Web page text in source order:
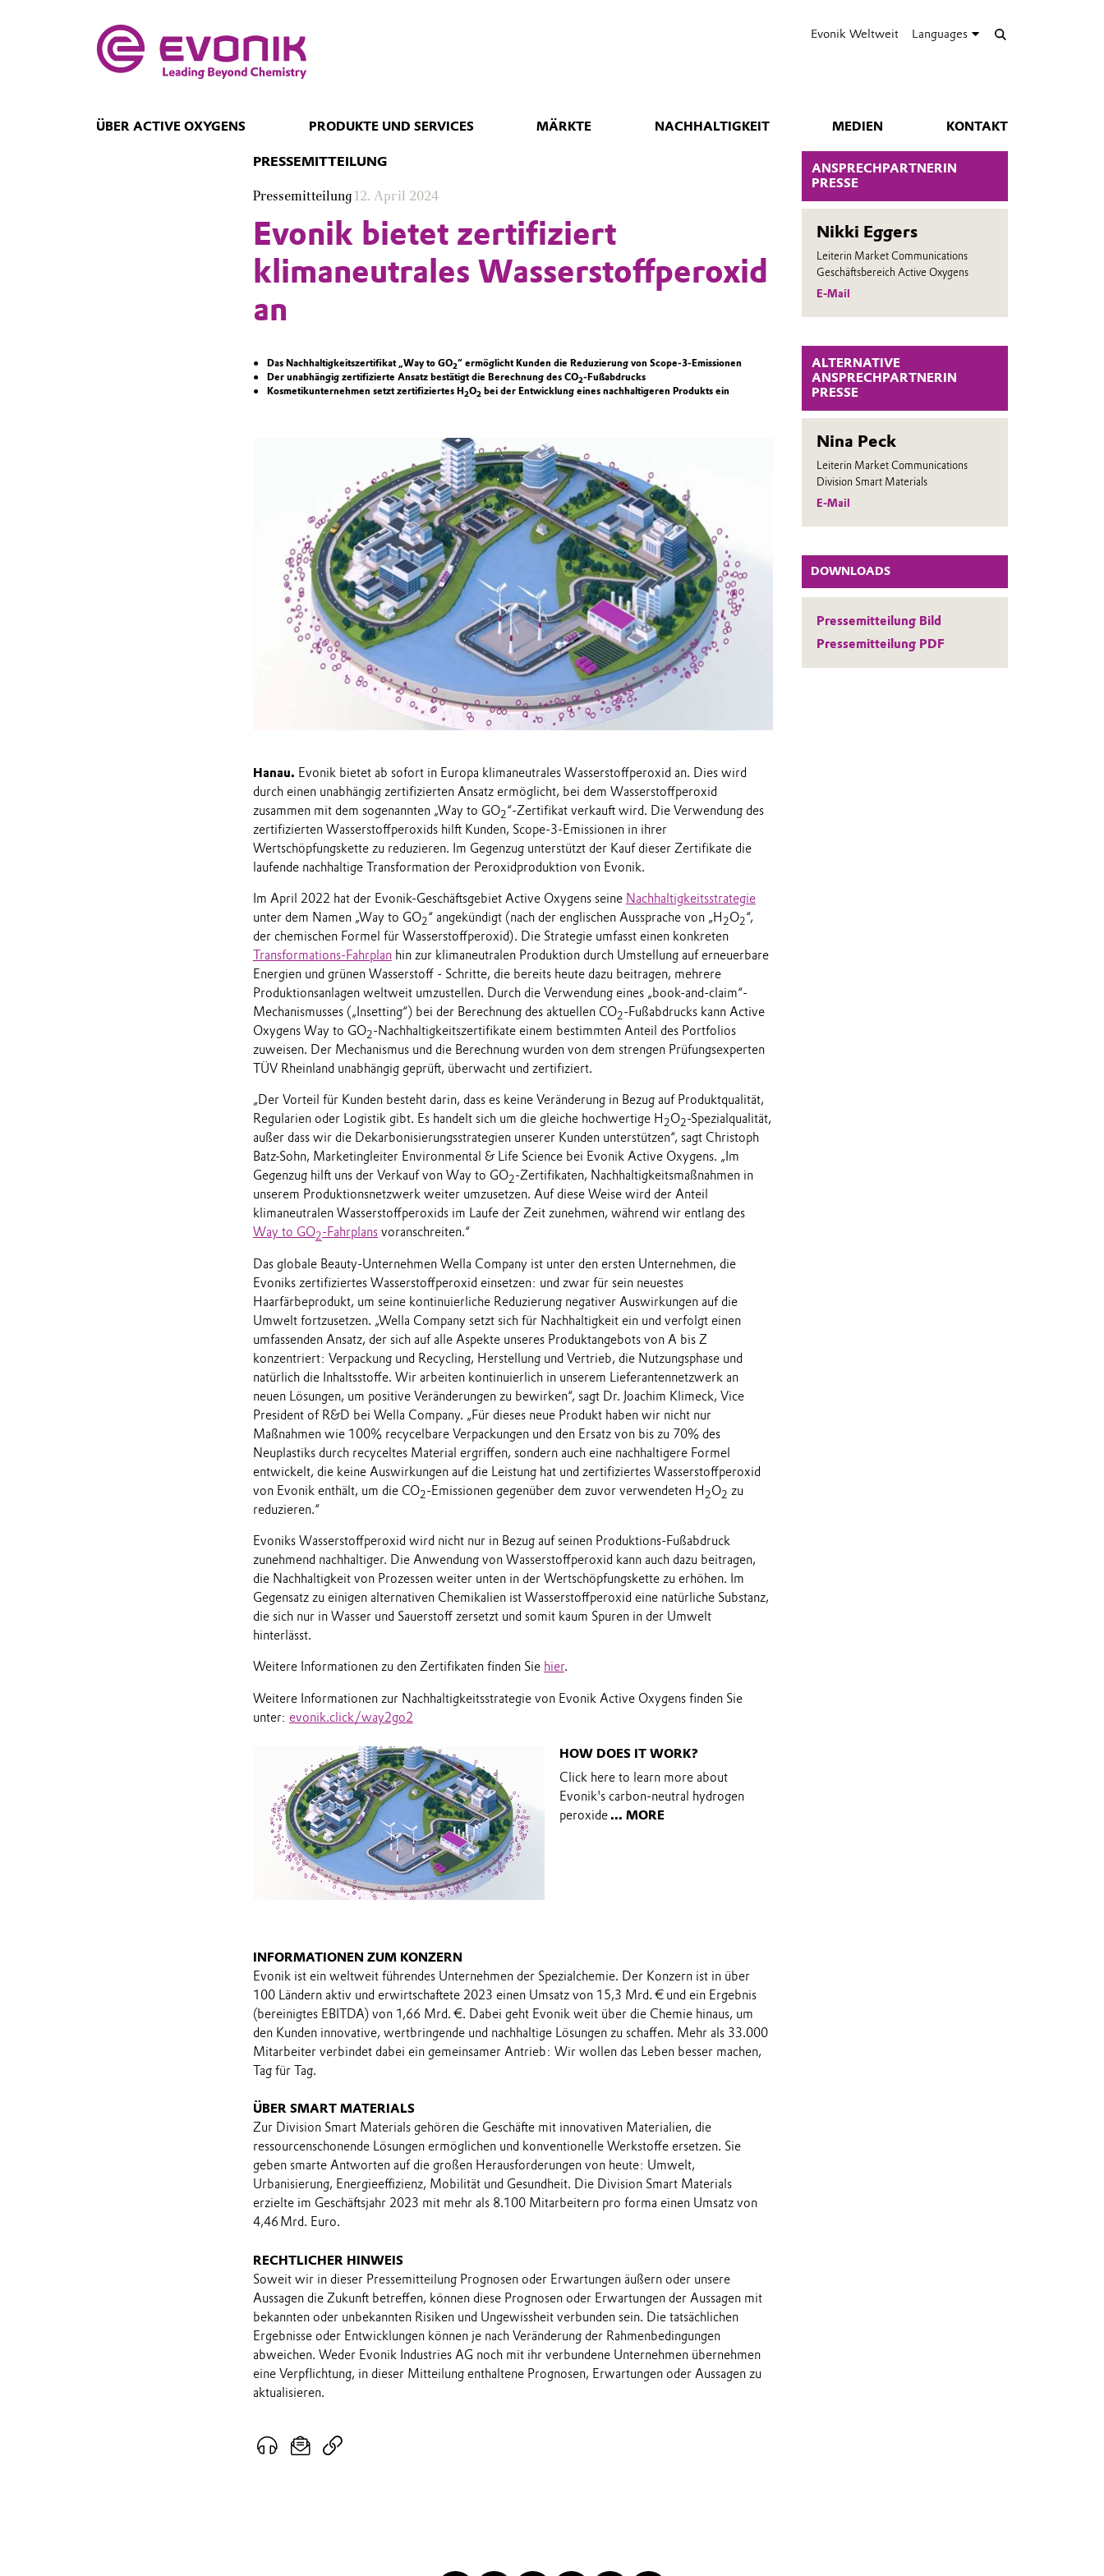
Evonik Weltweit Languages
ÜBER ACTIVE OXYGENS PRODUKTE UND SERVICES MÄRKTE NACHHALTIGKEIT MEDIEN KONTAKT
ANSPRECHPARTNERIN
PRESSE
Nikki Eggers
Leiterin Market Communications
Geschäftsbereich Active Oxygens
E-Mail
ALTERNATIVE
ANSPRECHPARTNERIN
PRESSE
Nina Peck
Leiterin Market Communications
Division Smart Materials
E-Mail
DOWNLOADS
Pressemitteilung Bild
Pressemitteilung PDF
PRESSEMITTEILUNG
Pressemitteilung12. April 2024
Evonik bietet zertifiziert
klimaneutrales Wasserstoffperoxid
an
Das Nachhaltigkeitszertifikat „Way to GO2“ ermöglicht Kunden die Reduzierung von Scope-3-Emissionen
Der unabhängig zertifizierte Ansatz bestätigt die Berechnung des CO2-Fußabdrucks
Kosmetikunternehmen setzt zertifiziertes H2O2 bei der Entwicklung eines nachhaltigeren Produkts ein
Hanau. Evonik bietet ab sofort in Europa klimaneutrales Wasserstoffperoxid an. Dies wird
durch einen unabhängig zertifizierten Ansatz ermöglicht, bei dem Wasserstoffperoxid
zusammen mit dem sogenannten „Way to GO2“-Zertifikat verkauft wird. Die Verwendung des
zertifizierten Wasserstoffperoxids hilft Kunden, Scope-3-Emissionen in ihrer
Wertschöpfungskette zu reduzieren. Im Gegenzug unterstützt der Kauf dieser Zertifikate die
laufende nachhaltige Transformation der Peroxidproduktion von Evonik.
Im April 2022 hat der Evonik-Geschäftsgebiet Active Oxygens seine Nachhaltigkeitsstrategie
unter dem Namen „Way to GO2“ angekündigt (nach der englischen Aussprache von „H 2O2“,
der chemischen Formel für Wasserstoffperoxid). Die Strategie umfasst einen konkreten
Transformations-Fahrplanhin zur klimaneutralen Produktion durch Umstellung auf erneuerbare
Energien und grünen Wasserstoff - Schritte, die bereits heute dazu beitragen, mehrere
Produktionsanlagen weltweit umzustellen. Durch die Verwendung eines „book-and-claim“-
Mechanismusses („Insetting“) bei der Berechnung des aktuellen CO2-Fußabdrucks kann Active
Oxygens Way to GO2-Nachhaltigkeitszertifikate einem bestimmten Anteil des Portfolios
zuweisen. Der Mechanismus und die Berechnung wurden von dem strengen Prüfungsexperten
TÜV Rheinland unabhängig geprüft, überwacht und zertifiziert.
„Der Vorteil für Kunden besteht darin, dass es keine Veränderung in Bezug auf Produktqualität,
Regularien oder Logistik gibt. Es handelt sich um die gleiche hochwertige H 2O2-Spezialqualität,
außer dass wir die Dekarbonisierungsstrategien unserer Kunden unterstützen“, sagt Christoph
Batz-Sohn, Marketingleiter Environmental & Life Science bei Evonik Active Oxygens. „Im
Gegenzug hilft uns der Verkauf von Way to GO2-Zertifikaten, Nachhaltigkeitsmaßnahmen in
unserem Produktionsnetzwerk weiter umzusetzen. Auf diese Weise wird der Anteil
klimaneutralen Wasserstoffperoxids im Laufe der Zeit zunehmen, während wir entlang des
Way to GO2-Fahrplansvoranschreiten.“
Das globale Beauty-Unternehmen Wella Company ist unter den ersten Unternehmen, die
Evoniks zertifiziertes Wasserstoffperoxid einsetzen: und zwar für sein neuestes
Haarfärbeprodukt, um seine kontinuierliche Reduzierung negativer Auswirkungen auf die
Umwelt fortzusetzen. „Wella Company setzt sich für Nachhaltigkeit ein und verfolgt einen
umfassenden Ansatz, der sich auf alle Aspekte unseres Produktangebots von A bis Z
konzentriert: Verpackung und Recycling, Herstellung und Vertrieb, die Nutzungsphase und
natürlich die Inhaltsstoffe. Wir arbeiten kontinuierlich in unserem Lieferantennetzwerk an
neuen Lösungen, um positive Veränderungen zu bewirken“, sagt Dr. Joachim Klimeck, Vice
President of R&D bei Wella Company. „Für dieses neue Produkt haben wir nicht nur
Maßnahmen wie 100% recycelbare Verpackungen und den Ersatz von bis zu 70% des
Neuplastiks durch recyceltes Material ergriffen, sondern auch eine nachhaltigere Formel
entwickelt, die keine Auswirkungen auf die Leistung hat und zertifiziertes Wasserstoffperoxid
von Evonik enthält, um die CO2-Emissionen gegenüber dem zuvor verwendeten H 2O2 zu
reduzieren.“
Evoniks Wasserstoffperoxid wird nicht nur in Bezug auf seinen Produktions-Fußabdruck
zunehmend nachhaltiger. Die Anwendung von Wasserstoffperoxid kann auch dazu beitragen,
die Nachhaltigkeit von Prozessen weiter unten in der Wertschöpfungskette zu erhöhen. Im
Gegensatz zu einigen alternativen Chemikalien ist Wasserstoffperoxid eine natürliche Substanz,
die sich nur in Wasser und Sauerstoff zersetzt und somit kaum Spuren in der Umwelt
hinterlässt.
Weitere Informationen zu den Zertifikaten finden Sie hier.
Weitere Informationen zur Nachhaltigkeitsstrategie von Evonik Active Oxygens finden Sie
unter: evonik.click/way2go2
HOW DOES IT WORK?
Click here to learn more about
Evonik's carbon-neutral hydrogen
peroxide... MORE
INFORMATIONEN ZUM KONZERN
Evonik ist ein weltweit führendes Unternehmen der Spezialchemie. Der Konzern ist in über
100 Ländern aktiv und erwirtschaftete 2023 einen Umsatz von 15,3 Mrd. € und ein Ergebnis
(bereinigtes EBITDA) von 1,66 Mrd. €. Dabei geht Evonik weit über die Chemie hinaus, um
den Kunden innovative, wertbringende und nachhaltige Lösungen zu schaffen. Mehr als 33.000
Mitarbeiter verbindet dabei ein gemeinsamer Antrieb: Wir wollen das Leben besser machen,
Tag für Tag.
ÜBER SMART MATERIALS
Zur Division Smart Materials gehören die Geschäfte mit innovativen Materialien, die
ressourcenschonende Lösungen ermöglichen und konventionelle Werkstoffe ersetzen. Sie
geben smarte Antworten auf die großen Herausforderungen von heute: Umwelt,
Urbanisierung, Energieeffizienz, Mobilität und Gesundheit. Die Division Smart Materials
erzielte im Geschäftsjahr 2023 mit mehr als 8.100 Mitarbeitern pro forma einen Umsatz von
4,46 Mrd. Euro.
RECHTLICHER HINWEIS
Soweit wir in dieser Pressemitteilung Prognosen oder Erwartungen äußern oder unsere
Aussagen die Zukunft betreffen, können diese Prognosen oder Erwartungen der Aussagen mit
bekannten oder unbekannten Risiken und Ungewissheit verbunden sein. Die tatsächlichen
Ergebnisse oder Entwicklungen können je nach Veränderung der Rahmenbedingungen
abweichen. Weder Evonik Industries AG noch mit ihr verbundene Unternehmen übernehmen
eine Verpflichtung, in dieser Mitteilung enthaltene Prognosen, Erwartungen oder Aussagen zu
aktualisieren.